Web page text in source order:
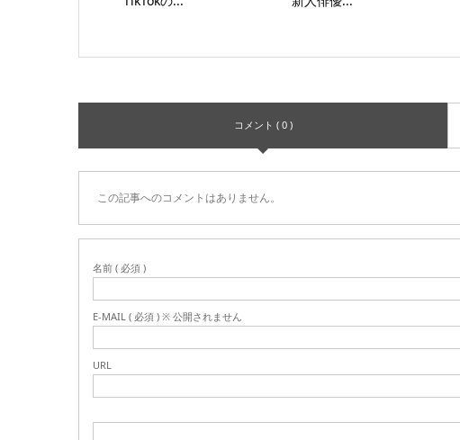
コメント ( 0 )
この記事へのコメントはありません。
名前 ( 必須 )
E-MAIL ( 必須 ) ※ 公開されません
URL